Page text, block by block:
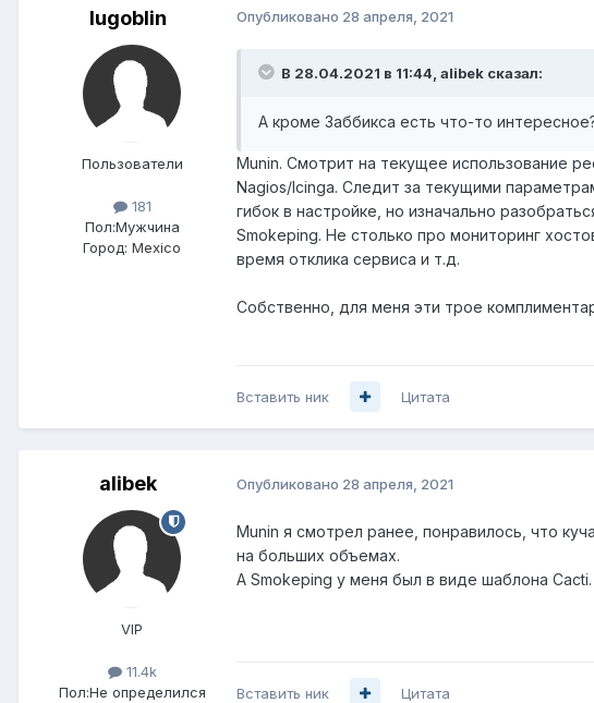
lugoblin
Пользователи
181
Пол:Мужчина
Город: Mexico
Опубликовано 28 апреля, 2021
В 28.04.2021 в 11:44, alibek сказал:
А кроме Заббикса есть что-то
Munin. Смотрит на текущее использование
Nagios/Icinga. Следит за текущими
гибок в настройке, но изначально
Smokeping. Не столько про мониторинг
время отклика сервиса и т.д.
Собственно, для меня эти трое
Вставить ник Цитата
alibek
VIP
11.4k
Пол:Не определился
Опубликовано 28 апреля, 2021
Munin я смотрел ранее, понравилось, что
на больших объемах.
А Smokeping у меня был в виде шаблона
Вставить ник Цитата